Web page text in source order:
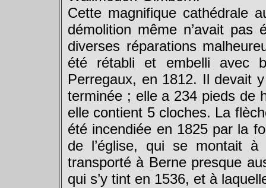
Cette magnifique cathédrale
démolition même n’avait pas
diverses réparations
été rétabli et embelli avec
Perregaux, en 1812. Il devait
terminée ; elle a 234 pieds de
elle contient 5 cloches. La
été incendiée en 1825 par la
de l’église, qui se montait
transporté à Berne presque
qui s’y tint en 1536, et à